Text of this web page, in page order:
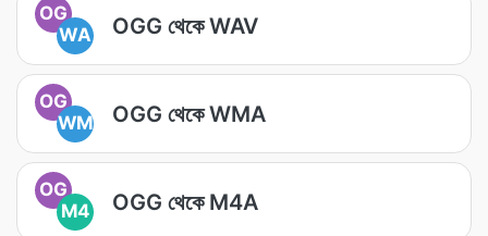
OG
WA
OGG থেকে WAV
OG
WM
OGG থেকে WMA
OG
M4
OGG থেকে M4A